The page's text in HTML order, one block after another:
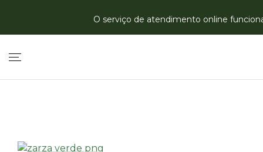
O serviço de atendimento online